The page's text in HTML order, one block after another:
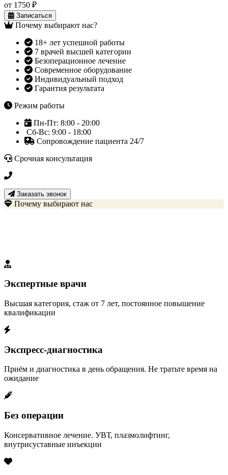
от 1750 ₽
Записаться
Почему выбирают нас?
18+ лет успешной работы
7 врачей высшей категории
Безоперационное лечение
Современное оборудование
Индивидуальный подход
Гарантия результата
Режим работы
Пн-Пт: 8:00 - 20:00
Сб-Вс: 9:00 - 18:00
Сопровождение пациента 24/7
Срочная консультация
Заказать звонок
Почему выбирают нас
Экспертные врачи
Высшая категория, стаж от 7 лет, постоянное повышение
квалификации
Экспресс-диагностика
Приём и диагностика в день обращения. Не тратьте время на
ожидание
Без операции
Консервативное лечение. УВТ, плазмолифтинг,
внутрисуставные инъекции